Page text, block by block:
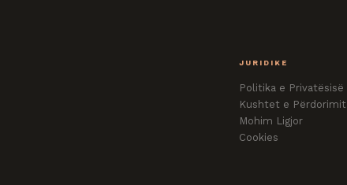
JURIDIKE
Politika e Privatësisë
Kushtet e Përdorimit
Mohim Ligjor
Cookies